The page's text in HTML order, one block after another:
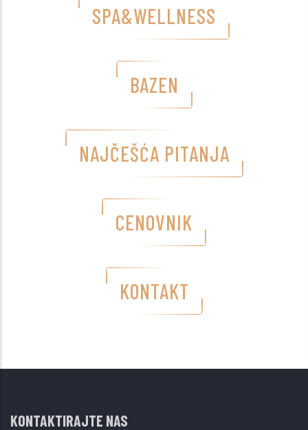
SPA&WELLNESS
BAZEN
NAJČEŠĆA PITANJA
CENOVNIK
KONTAKT
KONTAKTIRAJTE NAS